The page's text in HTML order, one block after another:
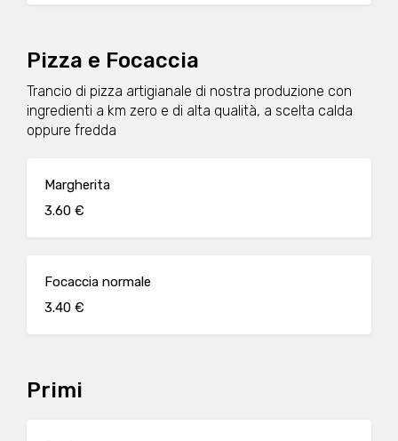
Pizza e Focaccia
Trancio di pizza artigianale di nostra produzione con
ingredienti a km zero e di alta qualità, a scelta calda
oppure fredda
Margherita
3.60 €
Focaccia normale
3.40 €
Primi